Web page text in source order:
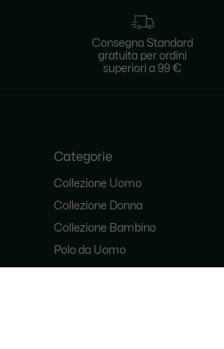
Consegna Standard
gratuita per ordini
superiori a 99 €
Categorie
Collezione Uomo
Collezione Donna
Collezione Bambino
Polo da Uomo